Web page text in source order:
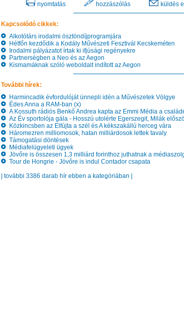
Látogasson el képtárunkba!
nyomtatás hozzászólás küldés
Kapcsolódó cikkek:
Alkotótárs irodalmi ösztöndíjprogramjára
Hétfőn kezdődik a Kodály Művészeti Fesztivál Kecskeméten
Irodalmi pályázatot írtak ki ifjúsági regényekre
Partnerségben a Neo és az Aegon
Kismamáknak szóló weboldalt indított az Aegon
További hírek:
Harmincadik évfordulóját ünnepli idén a Művészetek Völgye
Édes Anna a RAM-ban (x)
A Kossuth rádiós Benkő Andrea kapta az Emmi Média a
Az Év sportolója gála - Hosszú utolérte Egerszegit, Milák
Közkincsben az Elfújta a szél és A kékszakállú herceg vára
Háromezren milliomosok, hatan milliárdosok lettek tavaly
Támogatási döntések
Médiafelügyeleti ügyek
Jövőre is összesen 1,3 milliárd forinthoz juthatnak a
Tour de Hongrie - Jövőre is indul Contador csapata
| további 3386 darab hír ebben a kategóriában |